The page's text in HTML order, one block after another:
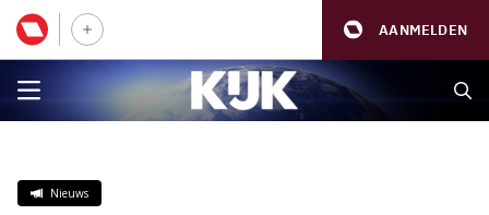
AANMELDEN
Nieuws